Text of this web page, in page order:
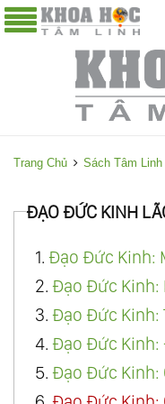
Trang Chủ Sách Tâm Linh
ĐẠO ĐỨC KINH
1. Đạo Đức Kinh:
2. Đạo Đức Kinh:
3. Đạo Đức Kinh:
4. Đạo Đức Kinh:
5. Đạo Đức Kinh: